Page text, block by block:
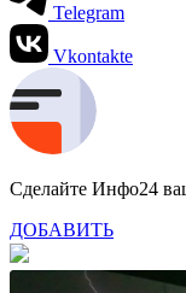
Telegram
Vkontakte
Сделайте Инфо24
ДОБАВИТЬ